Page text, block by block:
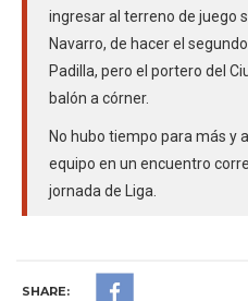
ingresar al terreno de juego
Navarro, de hacer el
Padilla, pero el portero del
balón a córner.
No hubo tiempo para más y
equipo en un encuentro
jornada de Liga.
SHARE: